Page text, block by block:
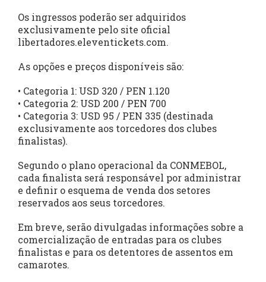
Os ingressos poderão ser adquiridos
exclusivamente pelo site oficial
libertadores.eleventickets.com.
As opções e preços disponíveis são:
• Categoria 1: USD 320 / PEN 1.120
• Categoria 2: USD 200 / PEN 700
• Categoria 3: USD 95 / PEN 335 (destinada
exclusivamente aos torcedores dos clubes
finalistas).
Segundo o plano operacional da CONMEBOL,
cada finalista será responsável por administrar
e definir o esquema de venda dos setores
reservados aos seus torcedores.
Em breve, serão divulgadas informações sobre a
comercialização de entradas para os clubes
finalistas e para os detentores de assentos em
camarotes.